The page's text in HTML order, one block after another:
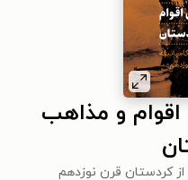
و مذاهب
از کردستان قرن نوزدهم